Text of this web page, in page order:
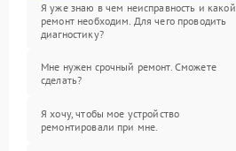
Я уже знаю в чем неисправность и какой
ремонт необходим. Для чего проводить
диагностику?
Мне нужен срочный ремонт. Сможете
сделать?
Я хочу, чтобы мое устройство
ремонтировали при мне.